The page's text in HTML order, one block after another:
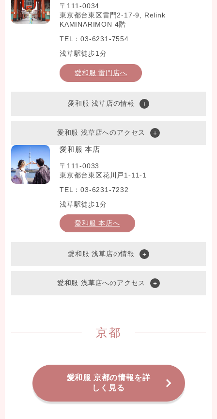
〒111-0034
東京都台東区雷門2-17-9, Relink
KAMINARIMON 4階
TEL：03-6231-7554
浅草駅徒歩1分
愛和服 雷門店へ
愛和服 浅草店の情報
愛和服 浅草店へのアクセス
愛和服 本店
〒111-0033
東京都台東区花川戸1-11-1
TEL：03-6231-7232
浅草駅徒歩1分
愛和服 本店へ
愛和服 浅草店の情報
愛和服 浅草店へのアクセス
京都
愛和服 京都の情報を詳
しく見る